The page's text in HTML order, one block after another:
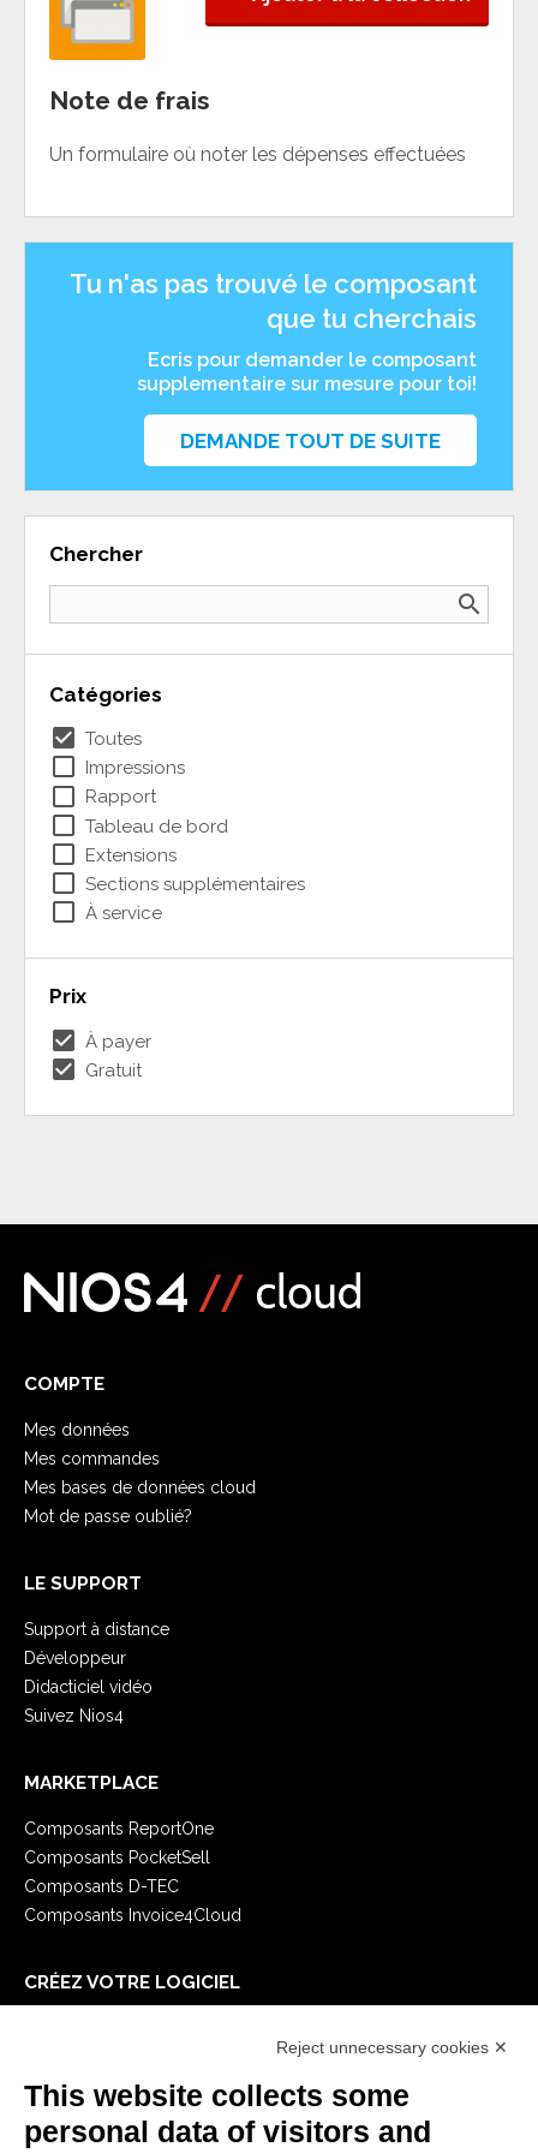
Chercher
search
Catégories
check_box Toutes
check_box_outline_blank Impressions
check_box_outline_blank Rapport
check_box_outline_blank Tableau de bord
check_box_outline_blank Extensions
check_box_outline_blank Sections supplémentaires
check_box_outline_blank À service
Prix
check_box À payer
check_box Gratuit
Note de frais
Un formulaire où noter les dépenses effectuées
Tu n'as pas trouvé le composant
que tu cherchais
Ecris pour demander le composant
supplementaire sur mesure pour toi!
DEMANDE TOUT DE SUITE
COMPTE
Mes données
Mes commandes
Mes bases de données cloud
Mot de passe oublié?
LE SUPPORT
Support à distance
Développeur
Didacticiel vidéo
Suivez Nios4
MARKETPLACE
Composants ReportOne
Composants PocketSell
Composants D-TEC
Composants Invoice4Cloud
CRÉEZ VOTRE LOGICIEL
E-Book
Reject unnecessary cookies ✕
This website collects some
personal data of visitors and